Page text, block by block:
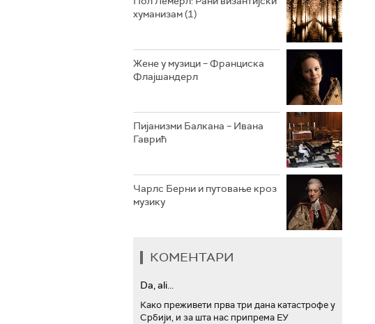
хуманизам (1)
Жене у музици – Франциска
Флајшандерл
Пијанизми Балкана – Ивана
Гаврић
Чарлс Берни и путовање кроз
музику
КОМЕНТАРИ
Da, ali...
Како преживети прва три дана катастрофе у
Србији, и за шта нас припрема ЕУ